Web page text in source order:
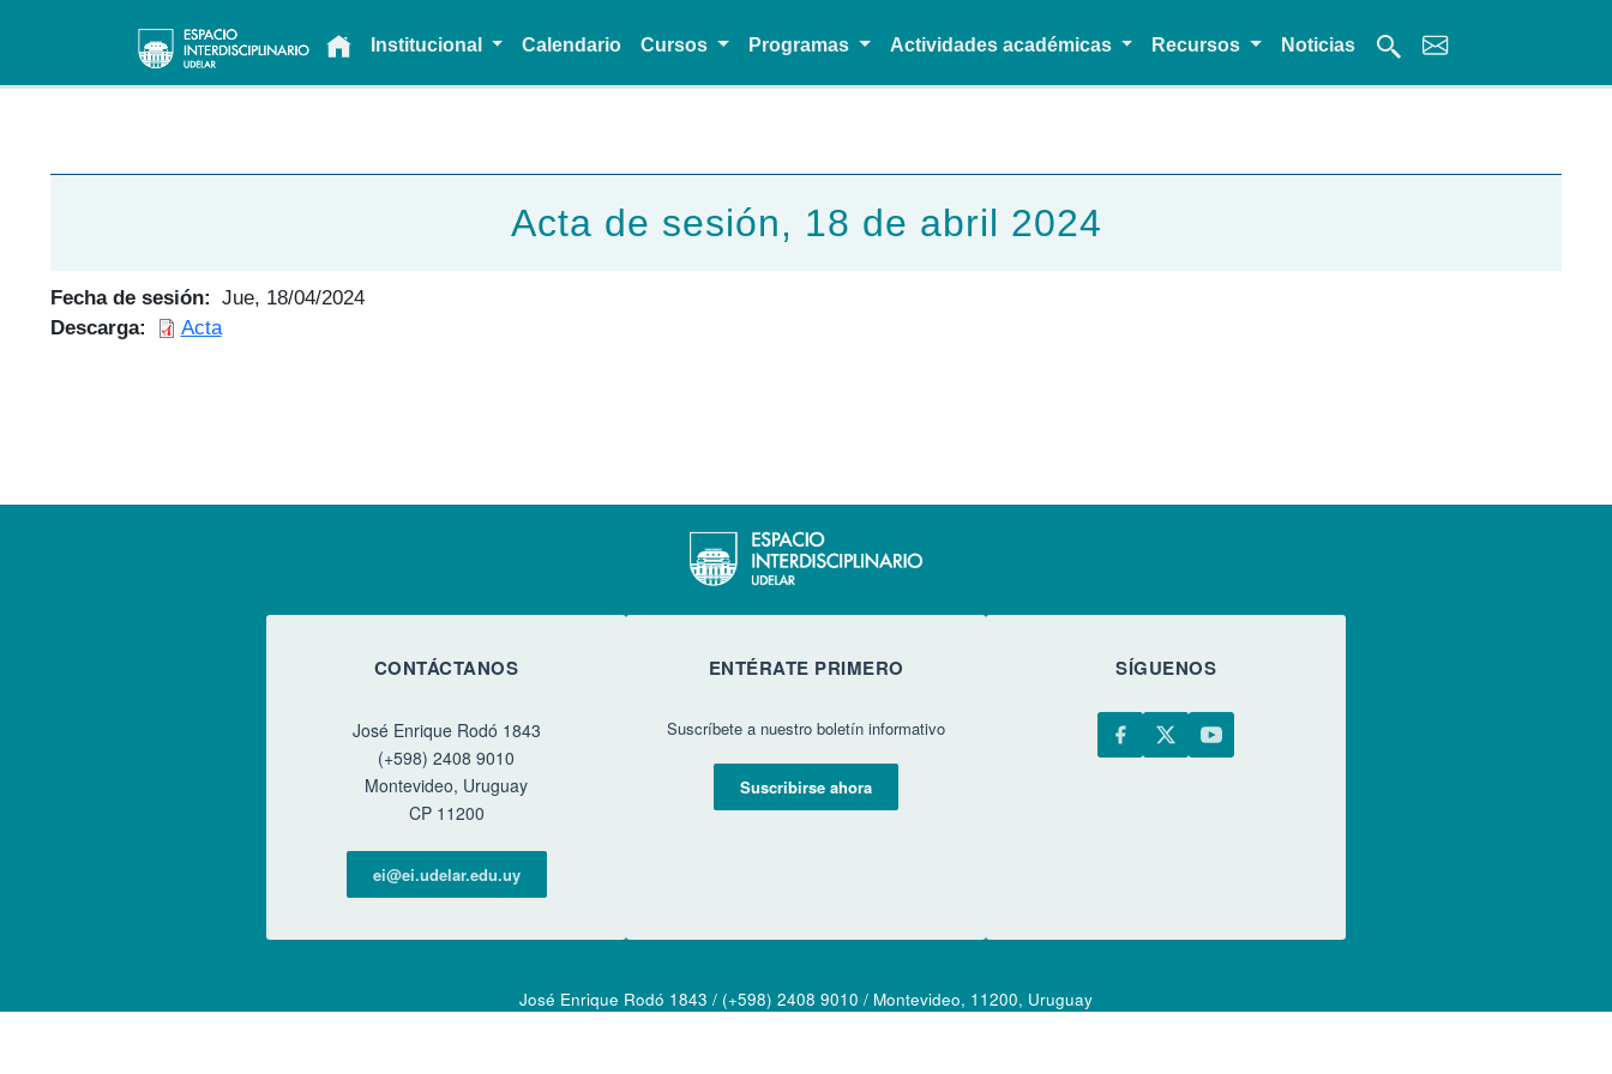
Main navigationInstitucional Calendario Cursos Programas Actividades académicas Recursos Noticias
Acta de sesión, 18 de abril 2024
Fecha de sesión
Jue, 18/04/2024
Descarga
Acta
CONTÁCTANOS
José Enrique Rodó 1843
(+598) 2408 9010
Montevideo, Uruguay
CP 11200
ei@ei.udelar.edu.uy
ENTÉRATE PRIMERO
Suscríbete a nuestro boletín informativo
Suscribirse ahora
SÍGUENOS
José Enrique Rodó 1843 / (+598) 2408 9010 / Montevideo, 11200, Uruguay